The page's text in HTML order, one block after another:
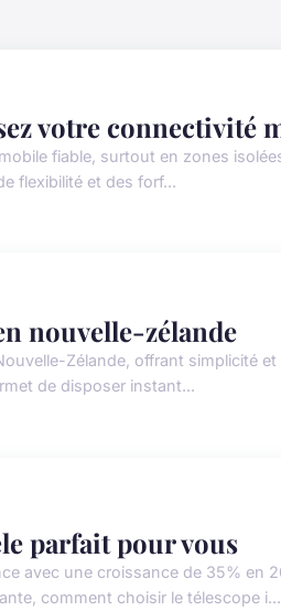
votre connectivité
fiable, surtout en zones
flexibilité et des forf...
nouvelle-zélande
Zélande, offrant simplicité
de disposer instant...
parfait pour vous
avec une croissance de 35% en
comment choisir le télescope i...